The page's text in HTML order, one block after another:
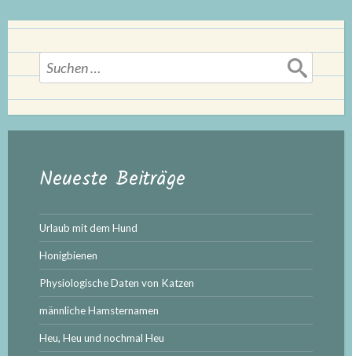
Suchen
nach:
Neueste Beiträge
Urlaub mit dem Hund
Honigbienen
Physiologische Daten von Katzen
männliche Hamsternamen
Heu, Heu und nochmal Heu